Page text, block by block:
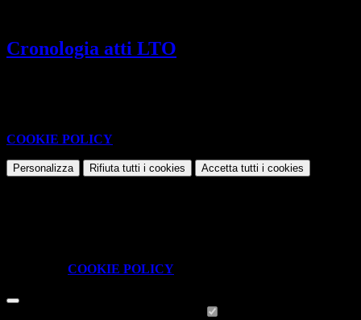
Cronologia atti LTO
COOKIE POLICY
Personalizza Rifiuta tutti i cookies Accetta tutti i cookies
COOKIE POLICY